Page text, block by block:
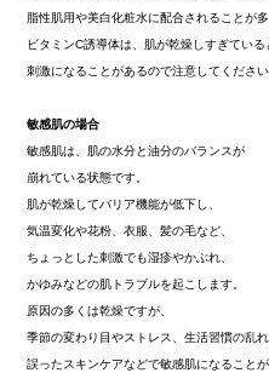
脂性肌用や美白化粧水に配合されることが
ビタミンC誘導体は、肌が乾燥しすぎている
刺激になることがあるので注意してください
敏感肌の場合
敏感肌は、肌の水分と油分のバランスが
崩れている状態です。
肌が乾燥してバリア機能が低下し、
気温変化や花粉、衣服、髪の毛など、
ちょっとした刺激でも湿疹やかぶれ、
かゆみなどの肌トラブルを起こします。
原因の多くは乾燥ですが、
季節の変わり目やストレス、生活習慣の乱れ
誤ったスキンケアなどで敏感肌になることが